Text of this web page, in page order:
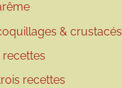
& crustacés
recettes
recettes